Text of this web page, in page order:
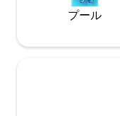
プール